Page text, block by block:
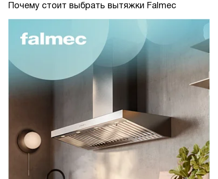
Почему стоит выбрать вытяжки Falmec